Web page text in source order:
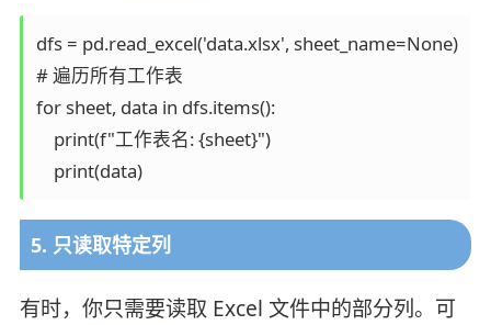
dfs = pd.read_excel('data.xlsx', sheet_name=None)
# 遍历所有工作表
for sheet, data in dfs.items():
    print(f"工作表名: {sheet}")
    print(data)
5. 只读取特定列
有时，你只需要读取 Excel 文件中的部分列。可